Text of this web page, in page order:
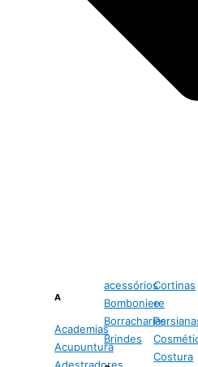
A
Academias
Acupuntura
acessórios
Bomboniere
Borracharias
Brindes
Cortinas
e
Costura